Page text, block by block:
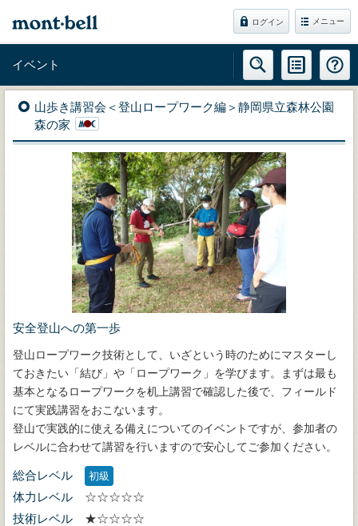
ログイン メニュー
イベント
山歩き講習会＜登山ロープワーク編＞静岡県立森林公園
森の家
安全登山への第一歩
登山ロープワーク技術として、いざという時のためにマスターし
ておきたい「結び」や「ロープワーク」を学びます。まずは最も
基本となるロープワークを机上講習で確認した後で、フィールド
にて実践講習をおこないます。
登山で実践的に使える備えについてのイベントですが、参加者の
レベルに合わせて講習を行いますので安心してご参加ください。
総合レベル 初級
体力レベル
☆☆☆☆☆
技術レベル
★☆☆☆☆